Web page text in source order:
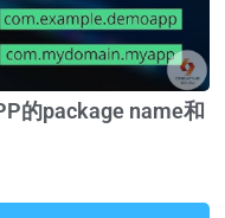
的package name和